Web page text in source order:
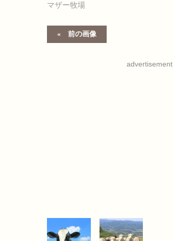
マザー牧場
前の画像
advertisement